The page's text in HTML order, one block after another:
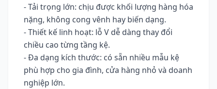
- Tải trọng lớn: chịu được khối lượng hàng hóa
nặng, không cong vênh hay biến dạng.
- Thiết kế linh hoạt: lỗ V dễ dàng thay đổi
chiều cao từng tầng kệ.
- Đa dạng kích thước: có sẵn nhiều mẫu kệ
phù hợp cho gia đình, cửa hàng nhỏ và doanh
nghiệp lớn.